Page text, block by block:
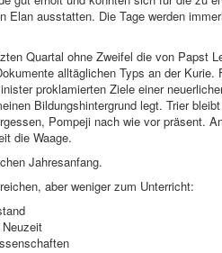
Elan ausstatten. Die Tage werden
Quartal ohne Zweifel die von Papst
alltäglichen Typs an der Kurie.
proklamierten Ziele einer
Bildungshintergrund legt. Trier
Pompeji nach wie vor präsent.
die Waage.
Jahresanfang.
aber weniger zum Unterricht: